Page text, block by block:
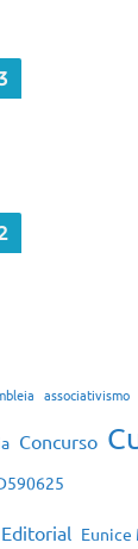
associativismo
Concurso
Editorial Eunice